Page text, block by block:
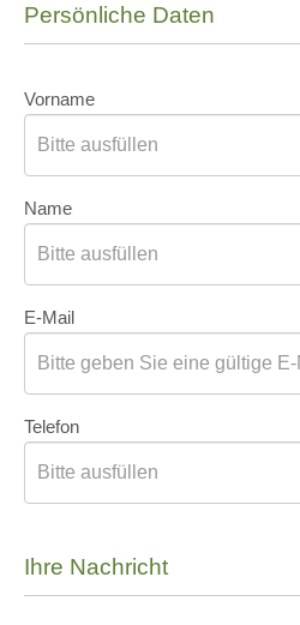
Persönliche Daten
Vorname
Name
E-Mail
Telefon
Ihre Nachricht